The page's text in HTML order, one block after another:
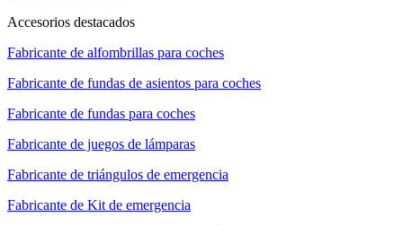
Accesorios destacados
Fabricante de alfombrillas para coches
Fabricante de fundas de asientos para coches
Fabricante de fundas para coches
Fabricante de juegos de lámparas
Fabricante de triángulos de emergencia
Fabricante de Kit de emergencia